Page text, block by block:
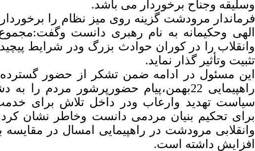
وسلیقه وجناح برخوردار می باشد.
فرماندار مرودشت گزینه روی میز نظام را
الهی وحکیمانه به نام رهبری دانست
وانقلاب را در کوران حوادث بزرگ ودر شرایط
تثبیت وتأثیر گذار نماید.
این مسئول در ادامه ضمن تشکر از حضور
راهپیمایی 22بهمن،پیام حضورپرشور مردم را
سیاست تهدید وارعاب ودر داخل تلاش برای
برای تحکیم بنیان مردمی دانست وخاطر نشان
افزایش داشته است.